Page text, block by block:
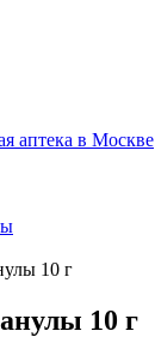
аптека в Москве
10 г
10 г